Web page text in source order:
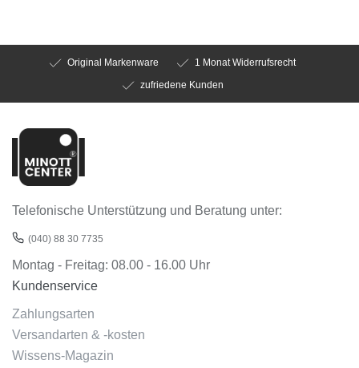
Original Markenware
1 Monat Widerrufsrecht
zufriedene Kunden
Telefonische Unterstützung und Beratung unter:
(040) 88 30 7735
Montag - Freitag: 08.00 - 16.00 Uhr
Kundenservice
Zahlungsarten
Versandarten & -kosten
Wissens-Magazin